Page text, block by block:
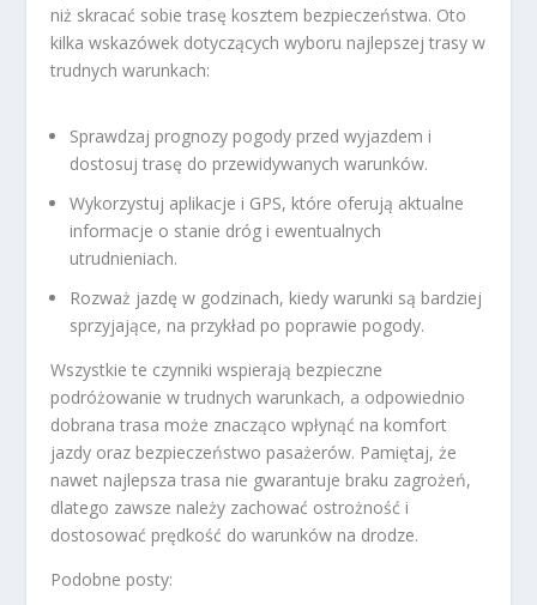
niż skracać sobie trasę kosztem bezpieczeństwa. Oto
kilka wskazówek dotyczących wyboru najlepszej trasy w
trudnych warunkach:
Sprawdzaj prognozy pogody przed wyjazdem i
dostosuj trasę do przewidywanych warunków.
Wykorzystuj aplikacje i GPS, które oferują aktualne
informacje o stanie dróg i ewentualnych
utrudnieniach.
Rozważ jazdę w godzinach, kiedy warunki są bardziej
sprzyjające, na przykład po poprawie pogody.
Wszystkie te czynniki wspierają bezpieczne
podróżowanie w trudnych warunkach, a odpowiednio
dobrana trasa może znacząco wpłynąć na komfort
jazdy oraz bezpieczeństwo pasażerów. Pamiętaj, że
nawet najlepsza trasa nie gwarantuje braku zagrożeń,
dlatego zawsze należy zachować ostrożność i
dostosować prędkość do warunków na drodze.
Podobne posty: